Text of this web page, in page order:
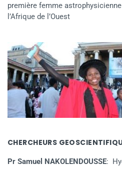
première femme
l’Afrique de l’Ouest
CHERCHEURS
Pr Samuel NAKOLENDOUSSE: